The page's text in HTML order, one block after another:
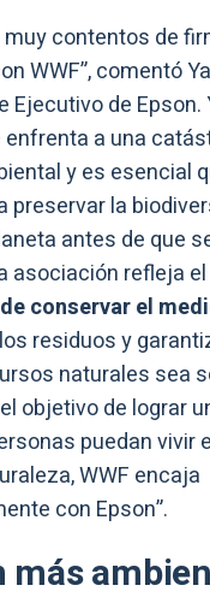
muy contentos de
WWF”, comentó
Ejecutivo de Epson.
enfrenta a una
y es esencial
preservar la
antes de que
asociación refleja
conservar el
residuos y
naturales sea
objetivo de lograr
puedan vivir
WWF encaja
con Epson”.
más